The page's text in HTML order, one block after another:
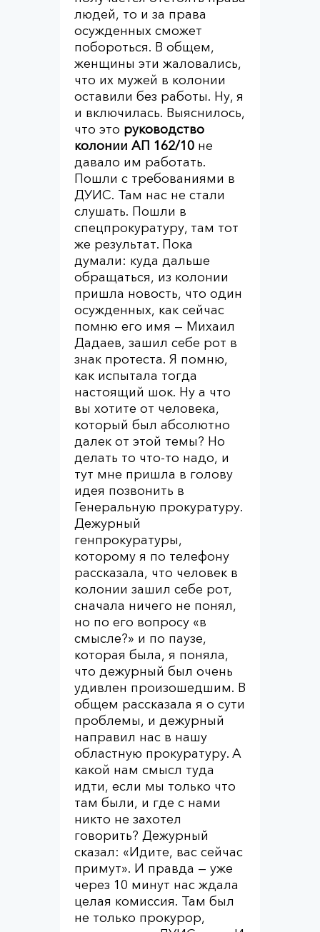
людей, то и за права
осужденных сможет
побороться. В общем,
женщины эти жаловались,
что их мужей в колонии
оставили без работы. Ну, я
и включилась. Выяснилось,
что это руководство
колонии АП 162/10 не
давало им работать.
Пошли с требованиями в
ДУИС. Там нас не стали
слушать. Пошли в
спецпрокуратуру, там тот
же результат. Пока
думали: куда дальше
обращаться, из колонии
пришла новость, что один
осужденных, как сейчас
помню его имя — Михаил
Дадаев, зашил себе рот в
знак протеста. Я помню,
как испытала тогда
настоящий шок. Ну а что
вы хотите от человека,
который был абсолютно
далек от этой темы? Но
делать то что-то надо, и
тут мне пришла в голову
идея позвонить в
Генеральную прокуратуру.
Дежурный
генпрокуратуры,
которому я по телефону
рассказала, что человек в
колонии зашил себе рот,
сначала ничего не понял,
но по его вопросу «в
смысле?» и по паузе,
которая была, я поняла,
что дежурный был очень
удивлен произошедшим. В
общем рассказала я о сути
проблемы, и дежурный
направил нас в нашу
областную прокуратуру. А
какой нам смысл туда
идти, если мы только что
там были, и где с нами
никто не захотел
говорить? Дежурный
сказал: «Идите, вас сейчас
примут». И правда — уже
через 10 минут нас ждала
целая комиссия. Там был
не только прокурор,